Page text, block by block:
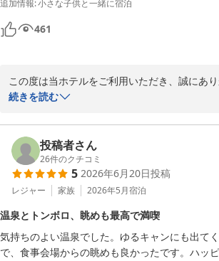
大変嬉しく存じます。
少しでも安心してその後のお時間をお過ごしい
これからも皆様に心地よくご滞在のひととき
よう、心を込めたおもてなしに努めてまいりま
また堂ヶ島へお越しの際は、ぜひお立ち寄りく
堂ヶ島唯一の自家源泉掛流宿 堂ヶ島温泉ホテ
2026-07-21
また伺います。
追加情報:小さな子供と一緒に宿泊
461
この度は当ホテルをご利用いただき、誠にあ
た。
お孫様との大切なご旅行で当ホテルをお選び
も誠に光栄です。
素敵なお写真とともに「最高の休日」とのお言
きまして、スタッフ一同嬉しい気持ちでいっぱ
だき、お孫様にも素敵な思い出をお作りいただ
ばしく拝読いたしました。
また、縁日コーナーではスタッフへの温かい
続きを読む
投稿者さん
26件のクチコミ
5 2026年6月20日投稿
レジャー 家族 2026年5月宿泊
温泉とトンボロ、眺めも最高で満喫
気持ちのよい温泉でした。ゆるキャンにも出て
で、食事会場からの眺めも良かったです。ハッ